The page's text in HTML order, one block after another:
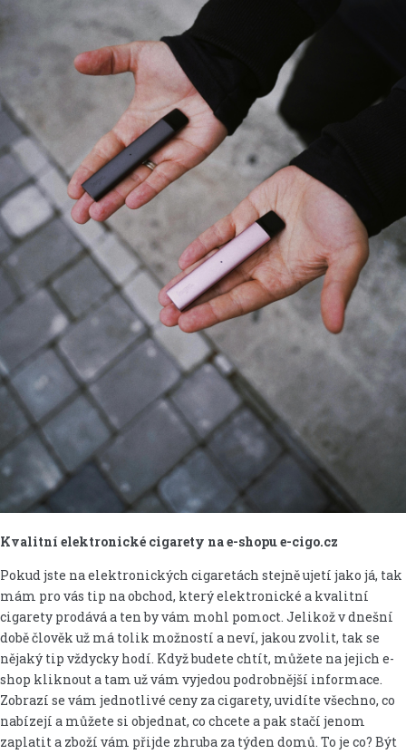
Kvalitní elektronické cigarety na e-shopu e-cigo.cz
Pokud jste na elektronických cigaretách stejně ujetí jako já, tak
mám pro vás tip na obchod, který elektronické a kvalitní
cigarety prodává a ten by vám mohl pomoct. Jelikož v dnešní
době člověk už má tolik možností a neví, jakou zvolit, tak se
nějaký tip vždycky hodí. Když budete chtít, můžete na jejich e-
shop kliknout a tam už vám vyjedou podrobnější informace.
Zobrazí se vám jednotlivé ceny za cigarety, uvidíte všechno, co
nabízejí a můžete si objednat, co chcete a pak stačí jenom
zaplatit a zboží vám přijde zhruba za týden domů. To je co? Být